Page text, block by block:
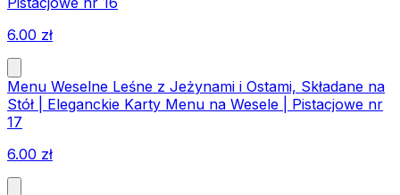
6.00 zł
Menu Weselne Leśne z Jeżynami i Ostami, Składane na
Stół | Eleganckie Karty Menu na Wesele | Pistacjowe nr
17
6.00 zł